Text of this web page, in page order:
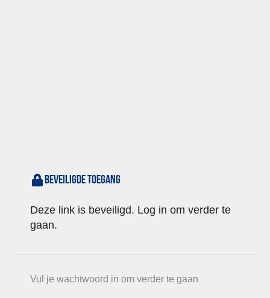
Beveiligde toegang
Deze link is beveiligd. Log in om verder te
gaan.
Vul je wachtwoord in om verder te gaan